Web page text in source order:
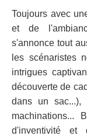
Toujours avec
et de
s'annonce tout
les scénaristes
intrigues
découverte de
dans un sac...),
machinations...
d'inventivité